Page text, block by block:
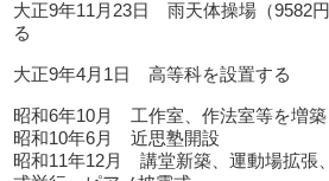
大正9年11月23日 雨天体操場（9582
る
大正9年4月1日 高等科を設置する
昭和6年10月 工作室、作法室等を増築
昭和10年6月 近思塾開設
昭和11年12月 講堂新築、運動場拡張